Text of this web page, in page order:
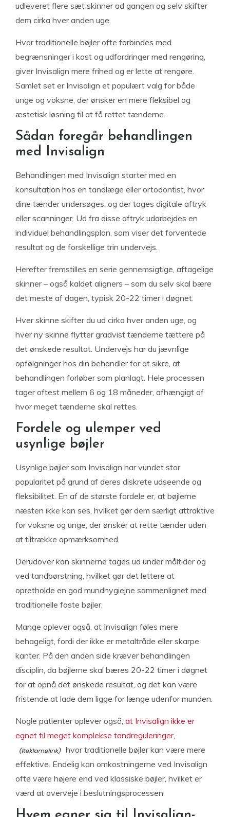
udleveret flere sæt skinner ad gangen og selv skifter
dem cirka hver anden uge.
Hvor traditionelle bøjler ofte forbindes med
begrænsninger i kost og udfordringer med rengøring,
giver Invisalign mere frihed og er lette at rengøre.
Samlet set er Invisalign et populært valg for både
unge og voksne, der ønsker en mere fleksibel og
æstetisk løsning til at få rettet tænderne.
Sådan foregår behandlingen
med Invisalign
Behandlingen med Invisalign starter med en
konsultation hos en tandlæge eller ortodontist, hvor
dine tænder undersøges, og der tages digitale aftryk
eller scanninger. Ud fra disse aftryk udarbejdes en
individuel behandlingsplan, som viser det forventede
resultat og de forskellige trin undervejs.
Herefter fremstilles en serie gennemsigtige, aftagelige
skinner – også kaldet aligners – som du selv skal bære
det meste af dagen, typisk 20-22 timer i døgnet.
Hver skinne skifter du ud cirka hver anden uge, og
hver ny skinne flytter gradvist tænderne tættere på
det ønskede resultat. Undervejs har du jævnlige
opfølgninger hos din behandler for at sikre, at
behandlingen forløber som planlagt. Hele processen
tager oftest mellem 6 og 18 måneder, afhængigt af
hvor meget tænderne skal rettes.
Fordele og ulemper ved
usynlige bøjler
Usynlige bøjler som Invisalign har vundet stor
popularitet på grund af deres diskrete udseende og
fleksibilitet. En af de største fordele er, at bøjlerne
næsten ikke kan ses, hvilket gør dem særligt attraktive
for voksne og unge, der ønsker at rette tænder uden
at tiltrække opmærksomhed.
Derudover kan skinnerne tages ud under måltider og
ved tandbørstning, hvilket gør det lettere at
opretholde en god mundhygiejne sammenlignet med
traditionelle faste bøjler.
Mange oplever også, at Invisalign føles mere
behageligt, fordi der ikke er metaltråde eller skarpe
kanter. På den anden side kræver behandlingen
disciplin, da bøjlerne skal bæres 20-22 timer i døgnet
for at opnå det ønskede resultat, og det kan være
fristende at lade dem ligge for længe udenfor munden.
Nogle patienter oplever også, at Invisalign ikke er
egnet til meget komplekse tandreguleringer,
hvor traditionelle bøjler kan være mere
effektive. Endelig kan omkostningerne ved Invisalign
ofte være højere end ved klassiske bøjler, hvilket er
værd at overveje i beslutningsprocessen.